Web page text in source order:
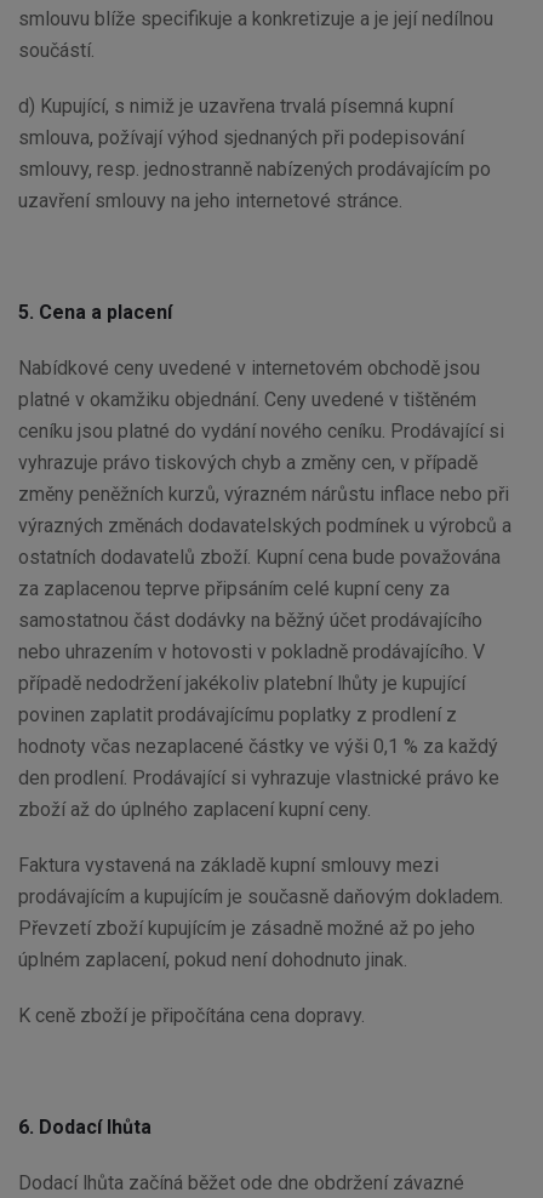
smlouvu blíže specifikuje a konkretizuje a je její nedílnou
součástí.
d) Kupující, s nimiž je uzavřena trvalá písemná kupní
smlouva, požívají výhod sjednaných při podepisování
smlouvy, resp. jednostranně nabízených prodávajícím po
uzavření smlouvy na jeho internetové stránce.
5. Cena a placení
Nabídkové ceny uvedené v internetovém obchodě jsou
platné v okamžiku objednání. Ceny uvedené v tištěném
ceníku jsou platné do vydání nového ceníku. Prodávající si
vyhrazuje právo tiskových chyb a změny cen, v případě
změny peněžních kurzů, výrazném nárůstu inflace nebo při
výrazných změnách dodavatelských podmínek u výrobců a
ostatních dodavatelů zboží. Kupní cena bude považována
za zaplacenou teprve připsáním celé kupní ceny za
samostatnou část dodávky na běžný účet prodávajícího
nebo uhrazením v hotovosti v pokladně prodávajícího. V
případě nedodržení jakékoliv platební lhůty je kupující
povinen zaplatit prodávajícímu poplatky z prodlení z
hodnoty včas nezaplacené částky ve výši 0,1 % za každý
den prodlení. Prodávající si vyhrazuje vlastnické právo ke
zboží až do úplného zaplacení kupní ceny.
Faktura vystavená na základě kupní smlouvy mezi
prodávajícím a kupujícím je současně daňovým dokladem.
Převzetí zboží kupujícím je zásadně možné až po jeho
úplném zaplacení, pokud není dohodnuto jinak.
K ceně zboží je připočítána cena dopravy.
6. Dodací lhůta
Dodací lhůta začíná běžet ode dne obdržení závazné